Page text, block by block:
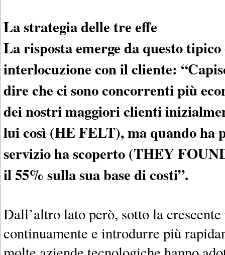
La strategia delle tre effe
La risposta emerge da questo
interlocuzione con il cliente:
dire che ci sono concorrenti più
dei nostri maggiori clienti
lui così (HE FELT), ma quando ha
servizio ha scoperto (THEY
il 55% sulla sua base di costi”.
Dall’altro lato però, sotto la
continuamente e introdurre più